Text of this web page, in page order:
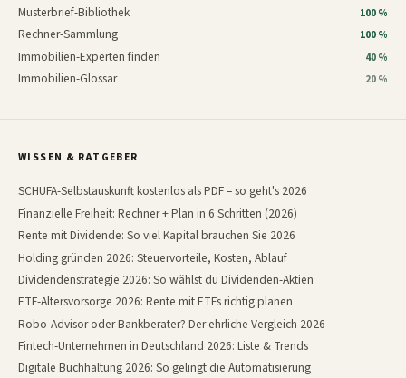
Musterbrief-Bibliothek 100 %
Rechner-Sammlung 100 %
Immobilien-Experten finden 40 %
Immobilien-Glossar 20 %
WISSEN & RATGEBER
SCHUFA-Selbstauskunft kostenlos als PDF – so geht's 2026
Finanzielle Freiheit: Rechner + Plan in 6 Schritten (2026)
Rente mit Dividende: So viel Kapital brauchen Sie 2026
Holding gründen 2026: Steuervorteile, Kosten, Ablauf
Dividendenstrategie 2026: So wählst du Dividenden-Aktien
ETF-Altersvorsorge 2026: Rente mit ETFs richtig planen
Robo-Advisor oder Bankberater? Der ehrliche Vergleich 2026
Fintech-Unternehmen in Deutschland 2026: Liste & Trends
Digitale Buchhaltung 2026: So gelingt die Automatisierung